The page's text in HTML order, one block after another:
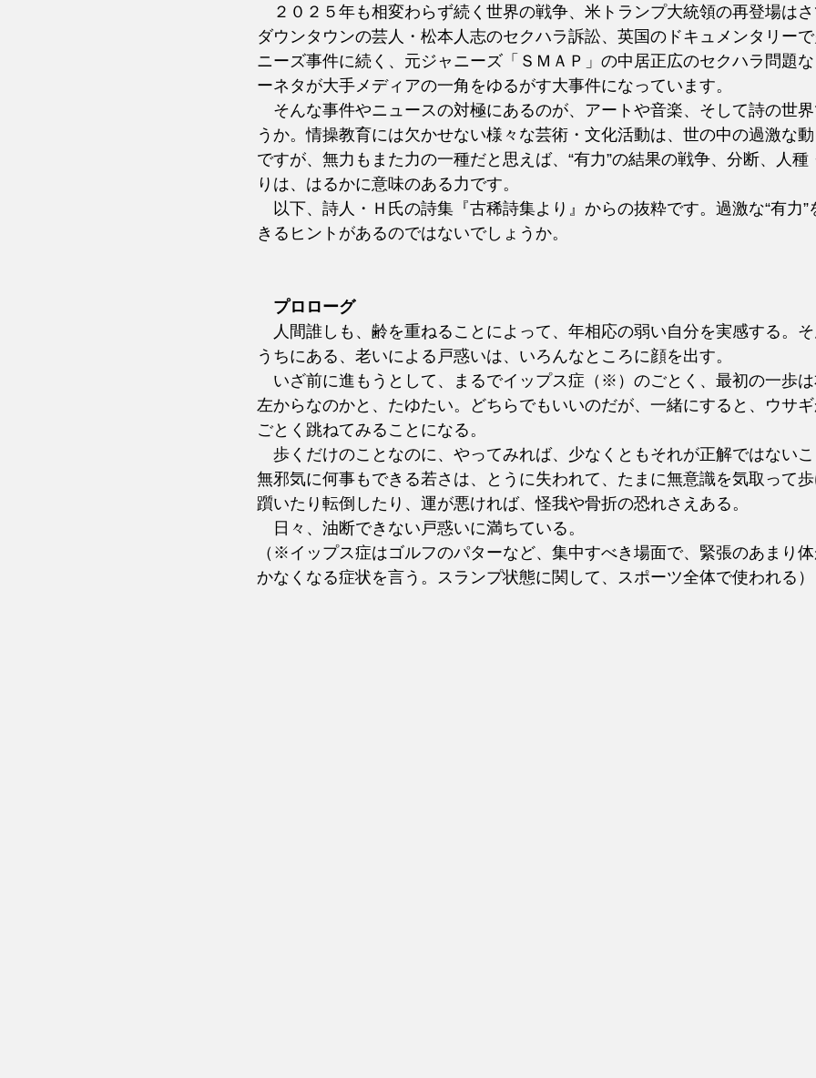
２０２５年も相変わらず続く世界の戦争、米トランプ大統領の再登場は
ダウンタウンの芸人・松本人志のセクハラ訴訟、英国のドキュメンタリー
ニーズ事件に続く、元ジャニーズ「ＳＭＡＰ」の中居正広のセクハラ問題
ーネタが大手メディアの一角をゆるがす大事件になっています。
そんな事件やニュースの対極にあるのが、アートや音楽、そして詩の世界
うか。情操教育には欠かせない様々な芸術・文化活動は、世の中の過激な
ですが、無力もまた力の一種だと思えば、“有力”の結果の戦争、分断、人種
りは、はるかに意味のある力です。
以下、詩人・Ｈ氏の詩集『古稀詩集より』からの抜粋です。過激な“有力”
きるヒントがあるのではないでしょうか。
プロローグ
人間誰しも、齢を重ねることによって、年相応の弱い自分を実感する。
うちにある、老いによる戸惑いは、いろんなところに顔を出す。
いざ前に進もうとして、まるでイップス症（※）のごとく、最初の一歩
左からなのかと、たゆたい。どちらでもいいのだが、一緒にすると、ウサ
ごとく跳ねてみることになる。
歩くだけのことなのに、やってみれば、少なくともそれが正解ではないこ
無邪気に何事もできる若さは、とうに失われて、たまに無意識を気取って
躓いたり転倒したり、運が悪ければ、怪我や骨折の恐れさえある。
日々、油断できない戸惑いに満ちている。
（※イップス症はゴルフのパターなど、集中すべき場面で、緊張のあまり
かなくなる症状を言う。スランプ状態に関して、スポーツ全体で使われる）